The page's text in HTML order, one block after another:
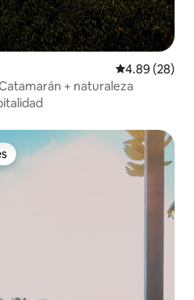
Calificación
4.89 (28)
+ naturaleza
huéspedes